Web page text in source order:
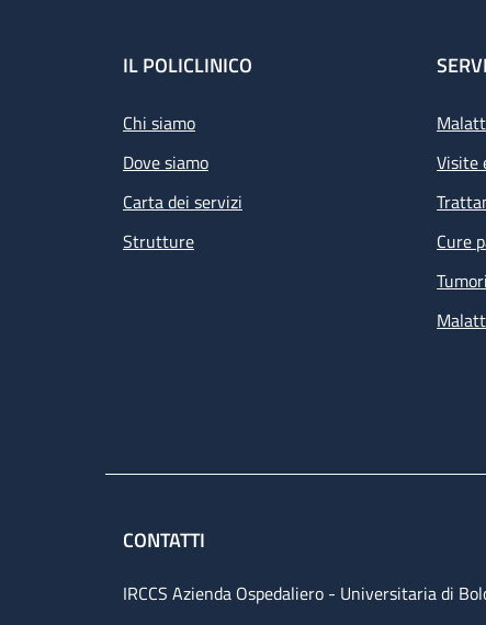
Footer
IL POLICLINICO
Chi siamo
Dove siamo
Carta dei servizi
Strutture
Visite
Cure
CONTATTI
IRCCS Azienda Ospedaliero - Universitaria di